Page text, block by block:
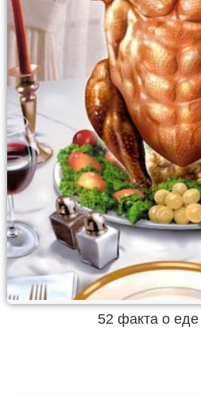
52 факта о еде